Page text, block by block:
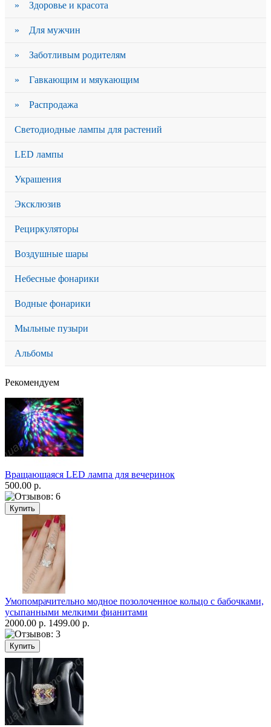
» Здоровье и красота
» Для мужчин
» Заботливым родителям
» Гавкающим и мяукающим
» Распродажа
Светодиодные лампы для растений
LED лампы
Украшения
Эксклюзив
Рециркуляторы
Воздушные шары
Небесные фонарики
Водные фонарики
Мыльные пузыри
Альбомы
Рекомендуем
Вращающаяся LED лампа для вечеринок
500.00 р.
Умопомрачительно модное позолоченное кольцо с бабочками,
усыпанными мелкими фианитами
2000.00 р. 1499.00 р.